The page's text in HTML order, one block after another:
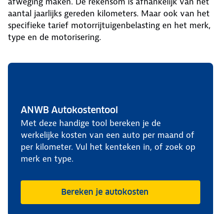
aantal jaarlijks gereden kilometers. Maar ook van het
specifieke tarief motorrijtuigenbelasting en het merk,
type en de motorisering.
ANWB Autokostentool
Met deze handige tool bereken je de
werkelijke kosten van een auto per maand of
per kilometer. Vul het kenteken in, of zoek op
merk en type.
Bereken je autokosten